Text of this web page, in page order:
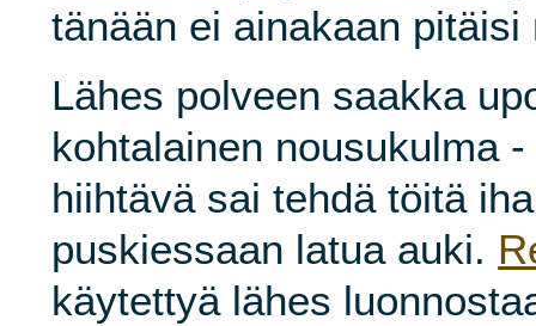
tänään ei ainakaan pitäisi
Lähes polveen saakka
kohtalainen nousukulma
hiihtävä sai tehdä töitä
puskiessaan latua auki.
käytettyä lähes